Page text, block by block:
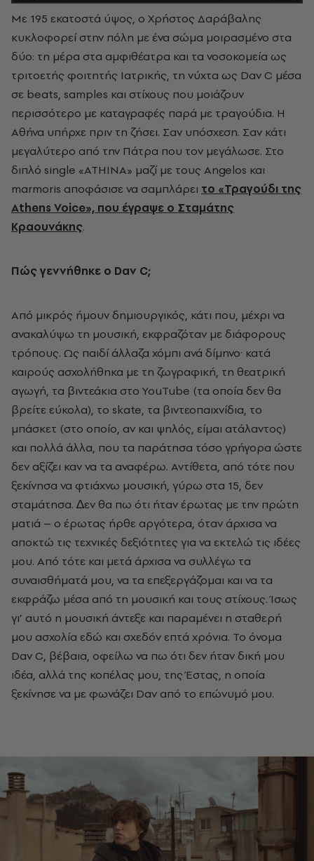
Mε 195 εκατοστά ύψος, ο Χρήστος Δαράβαλης
κυκλοφορεί στην πόλη με ένα σώμα μοιρασμένο στα
δύο: τη μέρα στα αμφιθέατρα και τα νοσοκομεία ως
τριτοετής φοιτητής Ιατρικής, τη νύχτα ως Dav C μέσα
σε beats, samples και στίχους που μοιάζουν
περισσότερο με καταγραφές παρά με τραγούδια. Η
Αθήνα υπήρχε πριν τη ζήσει. Σαν υπόσχεση. Σαν κάτι
μεγαλύτερο από την Πάτρα που τον μεγάλωσε. Στο
διπλό single «ΑΤΗΙΝΑ» μαζί με τους Angelos και
marmoris αποφάσισε να σαμπλάρει το «Τραγούδι της
Athens Voice», που έγραψε ο Σταμάτης
Κραουνάκης.
Πώς γεννήθηκε ο Dav C;
Από μικρός ήμουν δημιουργικός, κάτι που, μέχρι να
ανακαλύψω τη μουσική, εκφραζόταν με διάφορους
τρόπους. Ως παιδί άλλαζα χόμπι ανά δίμηνο· κατά
καιρούς ασχολήθηκα με τη ζωγραφική, τη θεατρική
αγωγή, τα βιντεάκια στο YouTube (τα οποία δεν θα
βρείτε εύκολα), το skate, τα βιντεοπαιχνίδια, το
μπάσκετ (στο οποίο, αν και ψηλός, είμαι ατάλαντος)
και πολλά άλλα, που τα παράτησα τόσο γρήγορα ώστε
δεν αξίζει καν να τα αναφέρω. Αντίθετα, από τότε που
ξεκίνησα να φτιάχνω μουσική, γύρω στα 15, δεν
σταμάτησα. ∆εν θα πω ότι ήταν έρωτας με την πρώτη
ματιά – ο έρωτας ήρθε αργότερα, όταν άρχισα να
αποκτώ τις τεχνικές δεξιότητες για να εκτελώ τις ιδέες
μου. Από τότε και μετά άρχισα να συλλέγω τα
συναισθήματά μου, να τα επεξεργάζομαι και να τα
εκφράζω μέσα από τη μουσική και τους στίχους. Ίσως
γι’ αυτό η μουσική άντεξε και παραμένει η σταθερή
μου ασχολία εδώ και σχεδόν επτά χρόνια. Το όνομα
Dav C, βέβαια, οφείλω να πω ότι δεν ήταν δική μου
ιδέα, αλλά της κοπέλας μου, της Έστας, η οποία
ξεκίνησε να με φωνάζει Dav από το επώνυμό μου.